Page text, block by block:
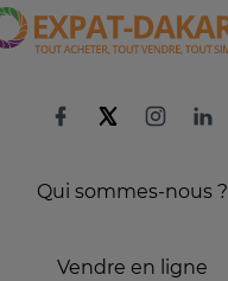
Qui sommes-nous ?
Vendre en ligne